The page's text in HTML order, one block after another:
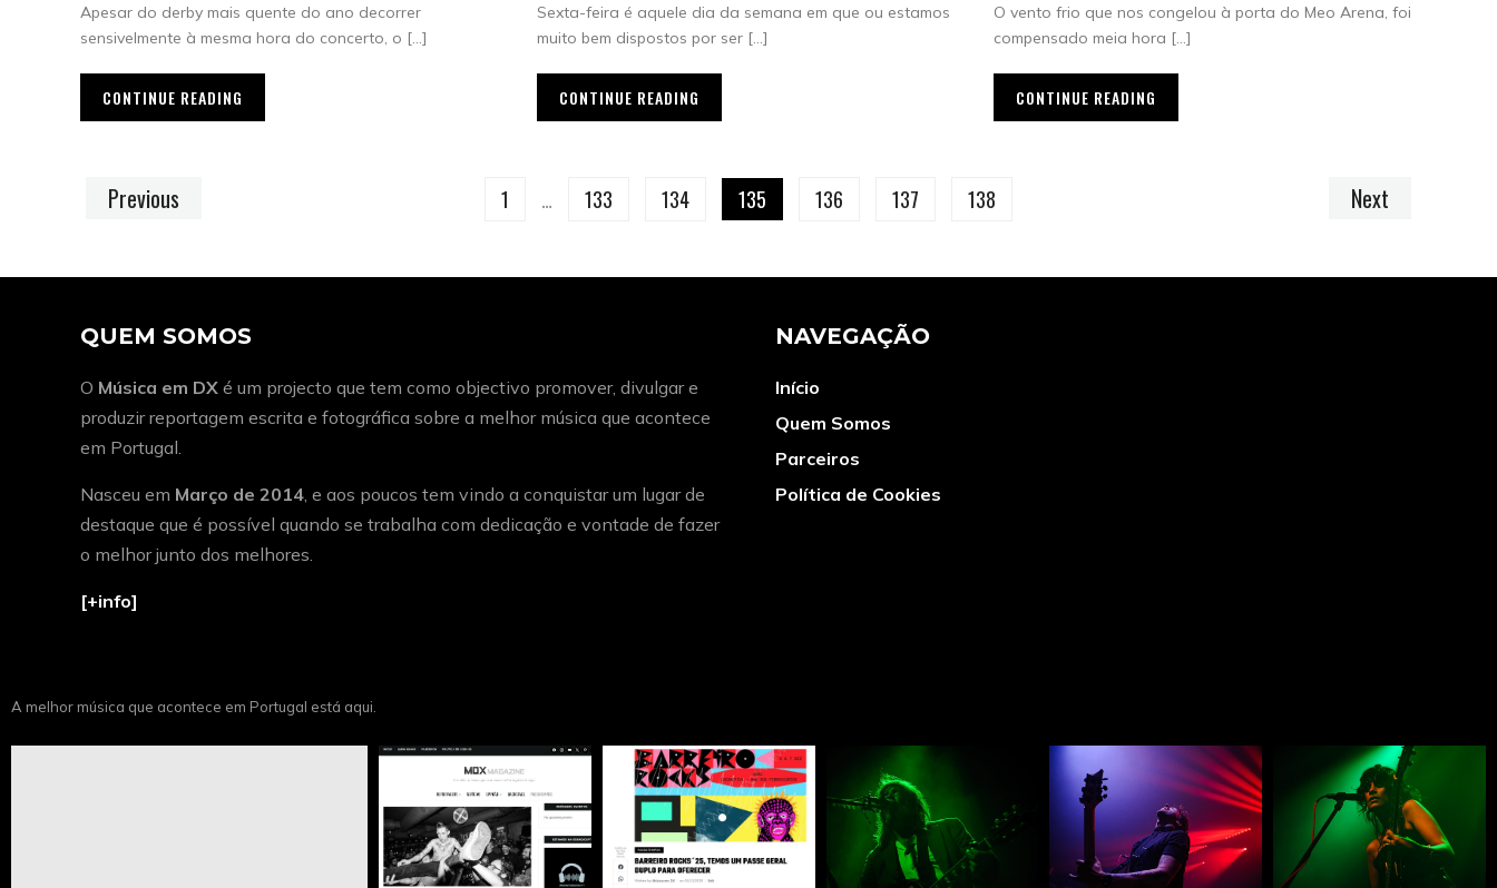
Apesar do derby mais quente do ano decorrer
sensivelmente à mesma hora do concerto, o […]
CONTINUE READING
Sexta-feira é aquele dia da semana em que ou estamos
muito bem dispostos por ser […]
CONTINUE READING
O vento frio que nos congelou à porta do Meo Arena, foi
compensado meia hora […]
CONTINUE READING
Previous 1 … 133 134 135 136 137 138 Next
QUEM SOMOS
O Música em DX é um projecto que tem como objectivo promover, divulgar e
produzir reportagem escrita e fotográfica sobre a melhor música que acontece
em Portugal.
Nasceu em Março de 2014 , e aos poucos tem vindo a conquistar um lugar de
destaque que é possível quando se trabalha com dedicação e vontade de fazer
o melhor junto dos melhores.
[+info]
NAVEGAÇÃO
Início
Quem Somos
Parceiros
Política de Cookies
A melhor música que acontece em Portugal está aqui.